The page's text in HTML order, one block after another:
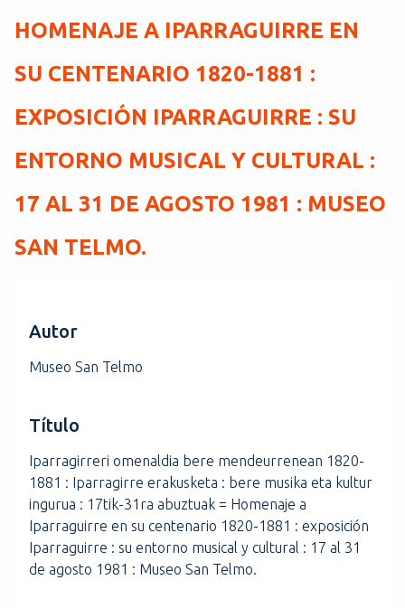
HOMENAJE A IPARRAGUIRRE EN
SU CENTENARIO 1820-1881 :
EXPOSICIÓN IPARRAGUIRRE : SU
ENTORNO MUSICAL Y CULTURAL :
17 AL 31 DE AGOSTO 1981 : MUSEO
SAN TELMO.
Autor
Museo San Telmo
Título
Iparragirreri omenaldia bere mendeurrenean 1820-
1881 : Iparragirre erakusketa : bere musika eta kultur
ingurua : 17tik-31ra abuztuak = Homenaje a
Iparraguirre en su centenario 1820-1881 : exposición
Iparraguirre : su entorno musical y cultural : 17 al 31
de agosto 1981 : Museo San Telmo.